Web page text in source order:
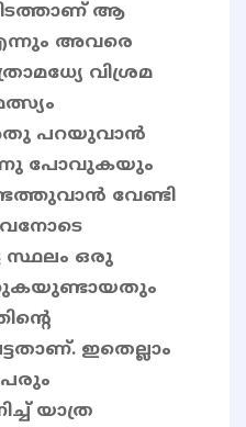
ആ
അവരെ
വിശ്രമ
പറയുവാൻ
പോവുകയും
വേണ്ടി
സ്ഥലം ഒരു
ഇതെല്ലാം
യാത്ര